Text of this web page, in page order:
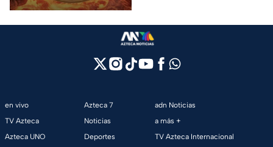
en vivo
TV Azteca
Azteca UNO
Azteca 7
Noticias
Deportes
adn Noticias
a más +
TV Azteca Internacional